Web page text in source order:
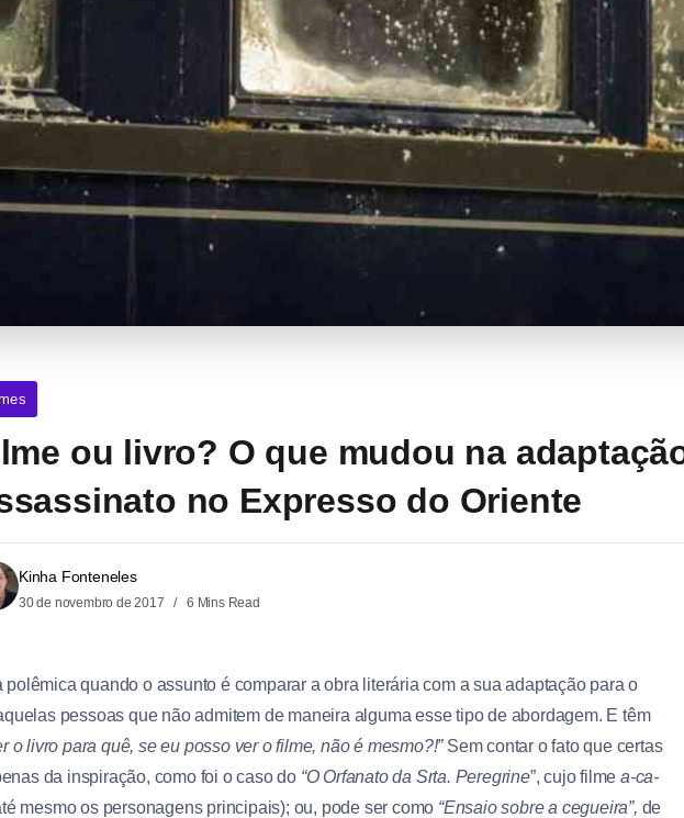
ou livro? O que mudou na
no Expresso do Oriente
Kinha Fonteneles
30 de novembro de 2017 6 Mins Read
quando o assunto é comparar a obra literária com a sua adaptação para o
pessoas que não admitem de maneira alguma esse tipo de abordagem. E têm
o livro para quê, se eu posso ver o filme, não é mesmo?!”Sem contar o fato que certas
da inspiração, como foi o caso do “O Orfanato da Srta. Peregrine”, cujo filmea-ca-
mesmo os personagens principais); ou, pode ser como “Ensaio sobre a cegueira”, de